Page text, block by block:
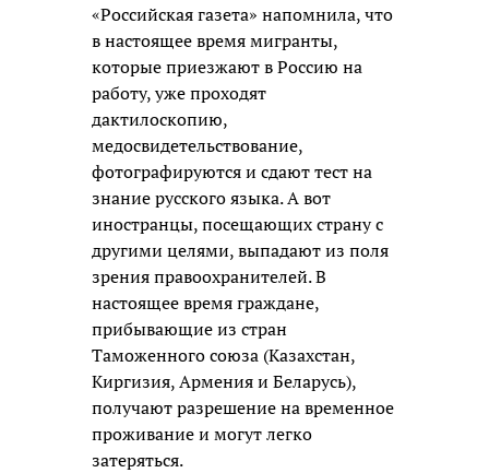
«Российская газета» напомнила, что
в настоящее время мигранты,
которые приезжают в Россию на
работу, уже проходят
дактилоскопию,
медосвидетельствование,
фотографируются и сдают тест на
знание русского языка. А вот
иностранцы, посещающих страну с
другими целями, выпадают из поля
зрения правоохранителей. В
настоящее время граждане,
прибывающие из стран
Таможенного союза (Казахстан,
Киргизия, Армения и Беларусь),
получают разрешение на временное
проживание и могут легко
затеряться.